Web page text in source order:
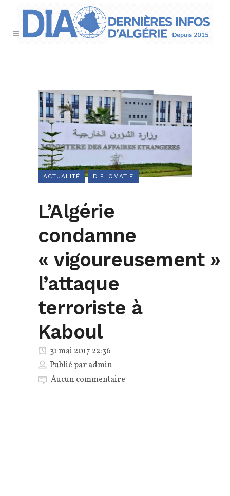
ACTUALITÉ DIPLOMATIE
L’Algérie
condamne
« vigoureusement »
l’attaque
terroriste à
Kaboul
31 mai 2017 22:36
Publié paradmin
Aucun commentaire